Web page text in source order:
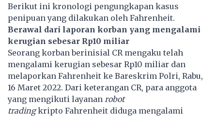
Berikut ini kronologi pengungkapan kasus
penipuan yang dilakukan oleh Fahrenheit.
Berawal dari laporan korban yang mengalami
kerugian sebesar Rp10 miliar
Seorang korban berinisial CR mengaku telah
mengalami kerugian sebesar Rp10 miliar dan
melaporkan Fahrenheit ke Bareskrim Polri, Rabu,
16 Maret 2022. Dari keterangan CR, para anggota
yang mengikuti layanan robot
tradingkripto Fahrenheit diduga mengalami